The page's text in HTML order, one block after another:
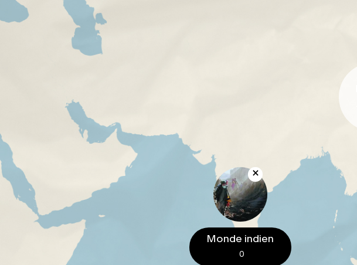
Monde indien
0